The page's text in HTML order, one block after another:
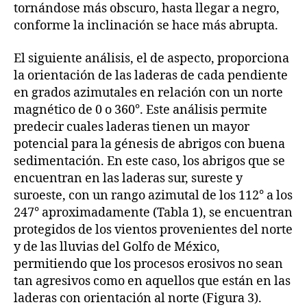
tornándose más obscuro, hasta llegar a negro,
conforme la inclinación se hace más abrupta.
El siguiente análisis, el de aspecto, proporciona
la orientación de las laderas de cada pendiente
en grados azimutales en relación con un norte
magnético de 0 o 360°. Este análisis permite
predecir cuales laderas tienen un mayor
potencial para la génesis de abrigos con buena
sedimentación. En este caso, los abrigos que se
encuentran en las laderas sur, sureste y
suroeste, con un rango azimutal de los 112° a los
247° aproximadamente (Tabla 1), se encuentran
protegidos de los vientos provenientes del norte
y de las lluvias del Golfo de México,
permitiendo que los procesos erosivos no sean
tan agresivos como en aquellos que están en las
laderas con orientación al norte (Figura 3).